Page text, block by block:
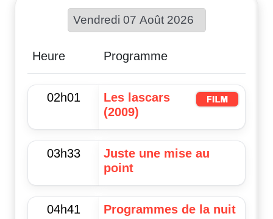
Choisir une date :
Heure Programme
02h01
Les lascars
(2009)
03h33
Juste une mise au
point
04h41 Programmes de la nuit